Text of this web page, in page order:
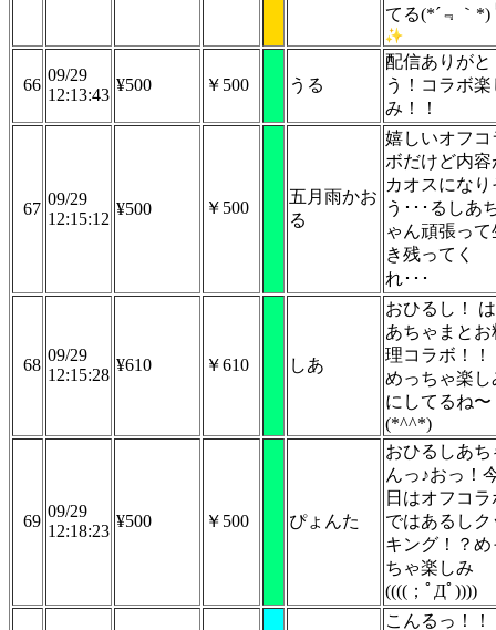
てる(*´﹃｀*)
66
09/29
12:13:43
¥500 ￥500 うる
配信ありがと
う！コラボ楽
み！！
67
09/29
12:15:12
¥500 ￥500
五月雨かお
る
嬉しいオフコ
ボだけど内容
カオスになり
う･･･るしあ
ゃん頑張って
き残ってく
れ･･･
68
09/29
12:15:28
¥610 ￥610 しあ
おひるし！ は
あちゃまとお
理コラボ！！
めっちゃ楽し
にしてるね〜
(*^^*)
69
09/29
12:18:23
¥500 ￥500 ぴょんた
おひるしあち
んっ♪おっ！
日はオフコラ
ではあるしク
キング！？め
ちゃ楽しみ
((((；ﾟДﾟ))))
こんるっ！！